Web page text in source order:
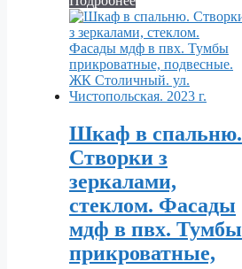
Шкаф в спальню.
Створки з
зеркалами,
стеклом. Фасады
мдф в пвх. Тумбы
прикроватные,